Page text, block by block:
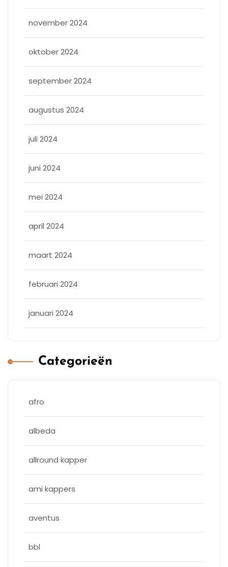
november 2024
oktober 2024
september 2024
augustus 2024
juli 2024
juni 2024
mei 2024
april 2024
maart 2024
februari 2024
januari 2024
Categorieën
afro
albeda
allround kapper
ami kappers
aventus
bbl